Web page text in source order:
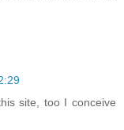
site, too I conceive